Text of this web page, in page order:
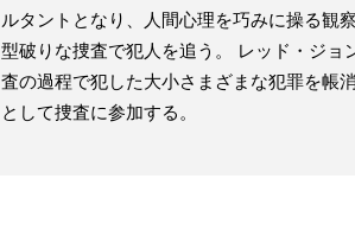
ルタントとなり、人間心理を巧みに操る観
型破りな捜査で犯人を追う。 レッド・ジ
査の過程で犯した大小さまざまな犯罪を帳
として捜査に参加する。